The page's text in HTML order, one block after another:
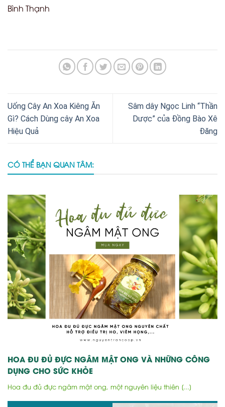
Bình Thạnh
Uống Cây An Xoa Kiêng Ăn
Gì? Cách Dùng cây An Xoa
Hiệu Quả
Sâm dây Ngọc Linh “Thần
Dược” của Đồng Bào Xê
Đăng
CÓ THỂ BẠN QUAN TÂM:
HOA ĐU ĐỦ ĐỰC NGÂM MẬT ONG VÀ NHỮNG CÔNG
DỤNG CHO SỨC KHỎE
Hoa đu đủ đực ngâm mật ong, một nguyên liệu thiên [...]